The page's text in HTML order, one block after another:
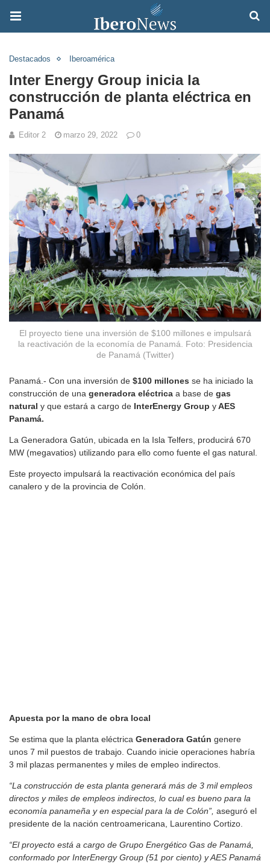
Destacados Iberoamérica
Inter Energy Group inicia la
construcción de planta eléctrica en
Panamá
Editor 2 marzo 29, 2022 0
El proyecto tiene una inversión de $100 millones e impulsará
la reactivación de la economía de Panamá. Foto: Presidencia
de Panamá (Twitter)
Panamá.- Con una inversión de $100 millones se ha iniciado la
construcción de una generadora eléctrica a base de gas
natural y que estará a cargo de InterEnergy Group yAES
Panamá.
La Generadora Gatún, ubicada en la Isla Telfers, producirá 670
MW (megavatios) utilizando para ello como fuente el gas natural.
Este proyecto impulsará la reactivación económica del país
canalero y de la provincia de Colón.
Apuesta por la mano de obra local
Se estima que la planta eléctrica Generadora Gatún genere
unos 7 mil puestos de trabajo. Cuando inicie operaciones habría
3 mil plazas permanentes y miles de empleo indirectos.
“La construcción de esta planta generará más de 3 mil empleos
directos y miles de empleos indirectos, lo cual es bueno para la
economía panameña y en especial para la de Colón”, aseguró el
presidente de la nación centroamericana, Laurentino Cortizo.
“El proyecto está a cargo de Grupo Energético Gas de Panamá,
conformado por InterEnergy Group (51 por ciento) y AES Panamá